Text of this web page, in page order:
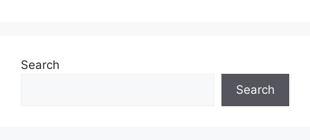
Search
Search